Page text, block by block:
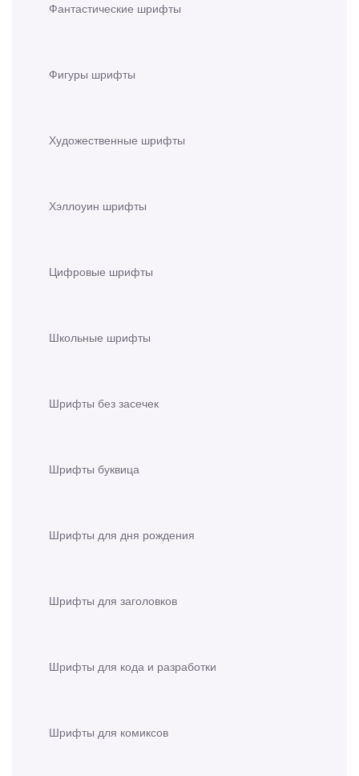
Фантастические шрифты
Фигуры шрифты
Художественные шрифты
Хэллоуин шрифты
Цифровые шрифты
Школьные шрифты
Шрифты без засечек
Шрифты буквица
Шрифты для дня рождения
Шрифты для заголовков
Шрифты для кода и разработки
Шрифты для комиксов